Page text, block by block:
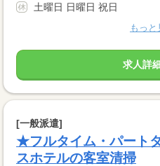
土曜日 日曜日 祝日
もっと
求人詳
[一般派遣]
★フルタイム・パート
スホテルの客室清掃